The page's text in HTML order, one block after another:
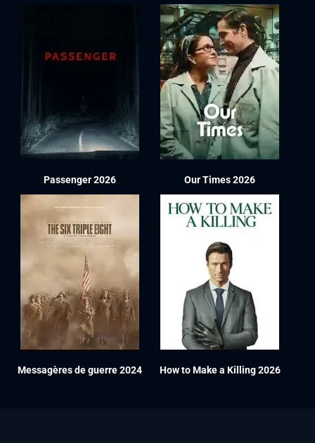
Passenger 2026 Our Times 2026
Messagères de guerre 2024 How to Make a Killing 2026